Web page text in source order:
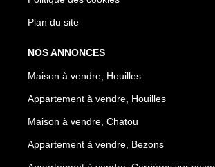
Plan du site
NOS ANNONCES
Maison à vendre, Houilles
Appartement à vendre, Houilles
Maison à vendre, Chatou
Appartement à vendre, Bezons